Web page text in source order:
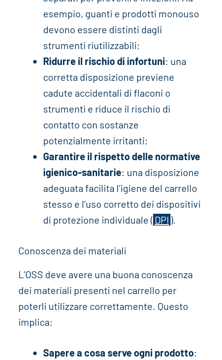
esempio, guanti e prodotti monouso
devono essere distinti dagli
strumenti riutilizzabili;
Ridurre il rischio di infortuni: una
corretta disposizione previene
cadute accidentali di flaconi o
strumenti e riduce il rischio di
contatto con sostanze
potenzialmente irritanti;
Garantire il rispetto delle normative
igienico-sanitarie: una disposizione
adeguata facilita l’igiene del carrello
stesso e l’uso corretto dei dispositivi
di protezione individuale ( DPI ).
Conoscenza dei materiali
L’OSS deve avere una buona conoscenza
dei materiali presenti nel carrello per
poterli utilizzare correttamente. Questo
implica:
Sapere a cosa serve ogni prodotto: